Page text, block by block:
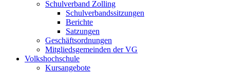
Schulverband Zolling
Schulverbandssitzungen
Berichte
Satzungen
Geschäftsordnungen
Mitgliedsgemeinden der VG
Volkshochschule
Kursangebote